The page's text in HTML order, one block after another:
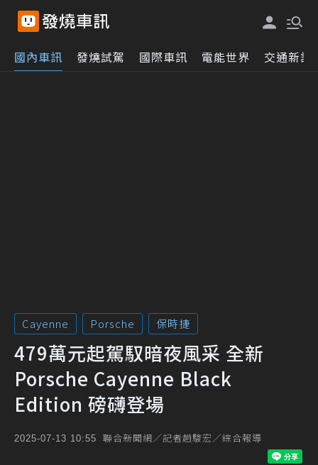
國內車訊 發燒試駕 國際車訊 電能世界 交通新訊
Cayenne Porsche 保時捷
479萬元起駕馭暗夜風采 全新
Porsche Cayenne Black
Edition 磅礴登場
2025-07-13 10:55 聯合新聞網／記者趙駿宏／綜合報導